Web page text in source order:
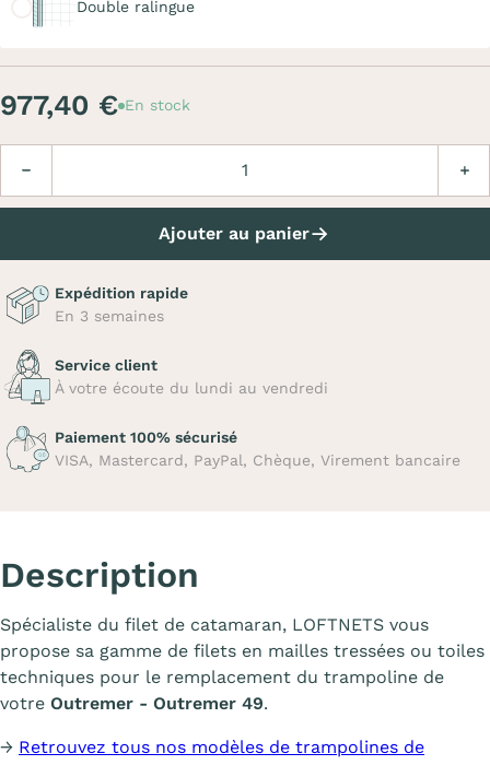
Double ralingue
977,40 € En stock
Ajouter au panier
Expédition rapide
En 3 semaines
Service client
À votre écoute du lundi au vendredi
Paiement 100% sécurisé
VISA, Mastercard, PayPal, Chèque, Virement bancaire
Description
Spécialiste du filet de catamaran, LOFTNETS vous
propose sa gamme de filets en mailles tressées ou toiles
techniques pour le remplacement du trampoline de
votre Outremer - Outremer 49.
→ Retrouvez tous nos modèles de trampolines de